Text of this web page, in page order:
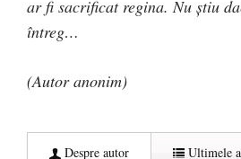
ar fi sacrificat regina. Nu știu
întreg…
(Autor anonim)
Despre autor Ultimele